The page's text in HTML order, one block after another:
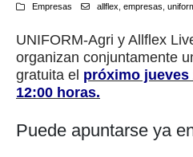
Empresas allflex empresas
UNIFORM-Agri y Allflex
organizan conjuntamente
gratuita el próximo jueves
12:00 horas.
Puede apuntarse ya